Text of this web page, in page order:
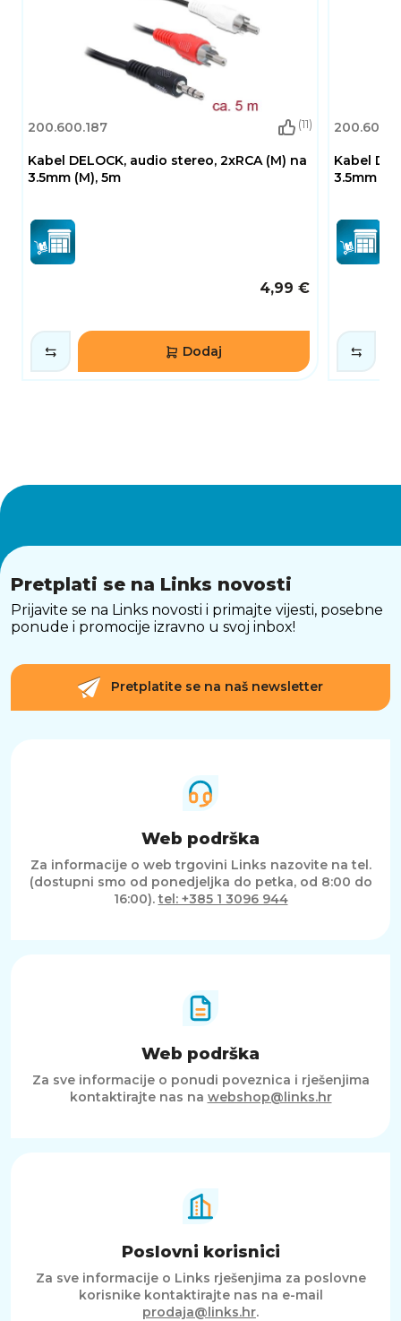
200.600.187 (11)
Kabel DELOCK, audio stereo, 2xRCA (M) na
3.5mm (M), 5m
4,99 €
Dodaj
Kabel
3.5mm
Pretplati se na Links novosti
Prijavite se na Links novosti i primajte vijesti, posebne
ponude i promocije izravno u svoj inbox!
Pretplatite se na naš newsletter
Web podrška
Za informacije o web trgovini Links nazovite na tel.
(dostupni smo od ponedjeljka do petka, od 8:00 do
16:00).tel: +385 1 3096 944
Web podrška
Za sve informacije o ponudi poveznica i rješenjima
kontaktirajte nas na webshop@links.hr
Poslovni korisnici
Za sve informacije o Links rješenjima za poslovne
korisnike kontaktirajte nas na e-mail
prodaja@links.hr.